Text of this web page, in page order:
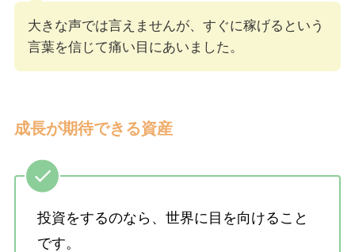
大きな声では言えませんが、すぐに稼げるという
言葉を信じて痛い目にあいました。
成長が期待できる資産
投資をするのなら、世界に目を向けること
です。